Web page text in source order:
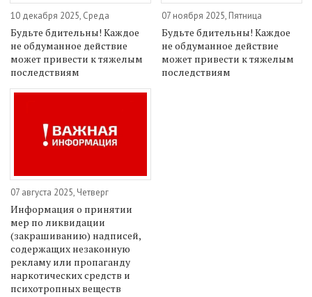
10 декабря 2025, Среда
Будьте бдительны! Каждое
не обдуманное действие
может привести к тяжелым
последствиям
07 ноября 2025, Пятница
Будьте бдительны! Каждое
не обдуманное действие
может привести к тяжелым
последствиям
07 августа 2025, Четверг
Информация о принятии
мер по ликвидации
(закрашиванию) надписей,
содержащих незаконную
рекламу или пропаганду
наркотических средств и
психотропных веществ